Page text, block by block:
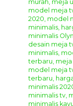
Anda bisa
tempat kami
mebel disini
dengan toko
yang bagus dan
furniture custom
selera anda di
Kamiuntuk
semua produk
Furniture